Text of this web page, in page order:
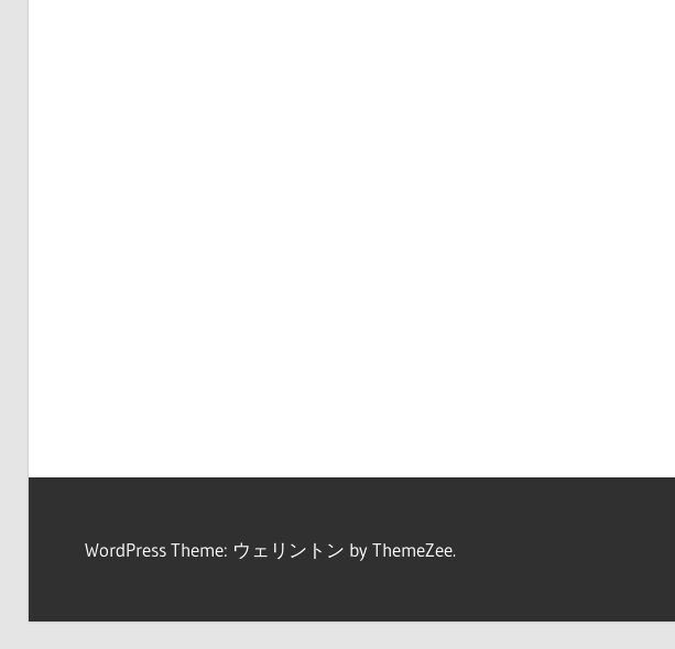
WordPress Theme: ウェリントン by ThemeZee.